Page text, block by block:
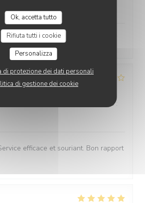
Ok, accetta tutto
Rifiuta tutti i cookie
Personalizza
di protezione dei dati personali
di gestione dei cookie
pour moi. Merci beaucoup
Qualità / Prezzo:
efficace et souriant. Bon rapport